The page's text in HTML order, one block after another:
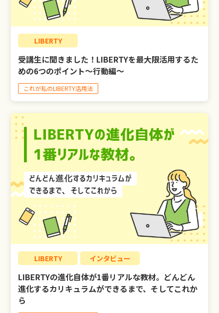
LIBERTY
受講生に聞きました！LIBERTYを最大限活用するた
めの6つのポイント～行動編～
これが私のLIBERTY活用法
LIBERTY インタビュー
LIBERTYの進化自体が1番リアルな教材。どんどん
進化するカリキュラムができるまで、そしてこれか
ら